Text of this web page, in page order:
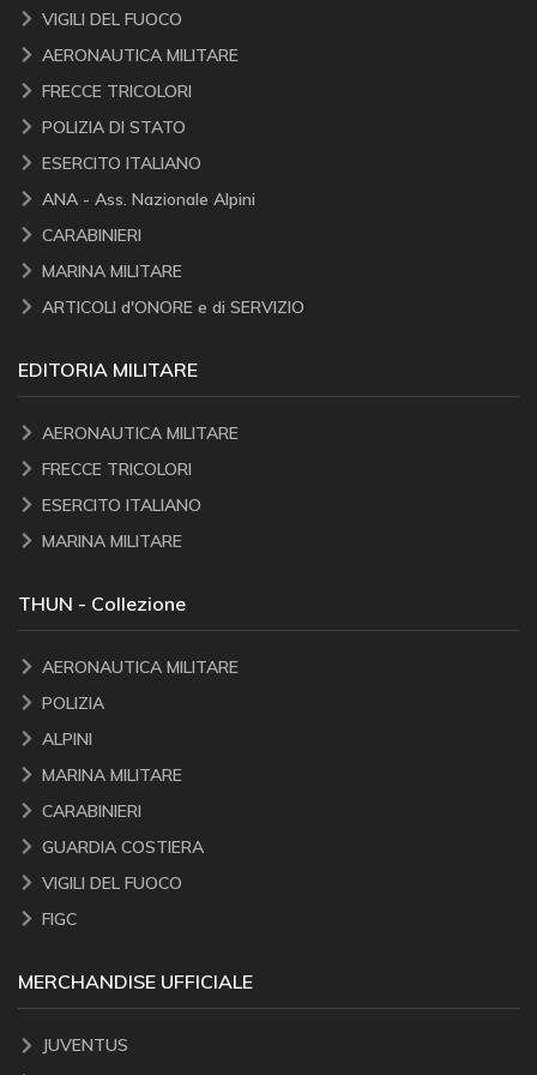
VIGILI DEL FUOCO
AERONAUTICA MILITARE
FRECCE TRICOLORI
POLIZIA DI STATO
ESERCITO ITALIANO
ANA - Ass. Nazionale Alpini
CARABINIERI
MARINA MILITARE
ARTICOLI d'ONORE e di SERVIZIO
EDITORIA MILITARE
AERONAUTICA MILITARE
FRECCE TRICOLORI
ESERCITO ITALIANO
MARINA MILITARE
THUN - Collezione
AERONAUTICA MILITARE
POLIZIA
ALPINI
MARINA MILITARE
CARABINIERI
GUARDIA COSTIERA
VIGILI DEL FUOCO
FIGC
MERCHANDISE UFFICIALE
JUVENTUS